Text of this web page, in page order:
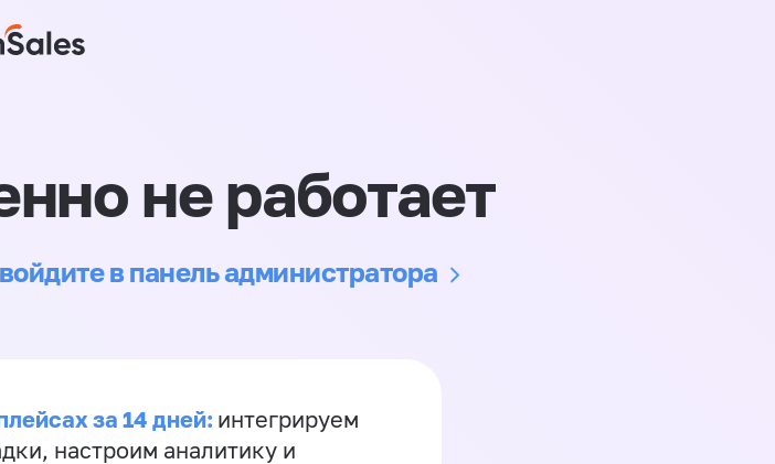
не работает
войдите в панель администратора
за 14 дней: интегрируем
настроим аналитику и